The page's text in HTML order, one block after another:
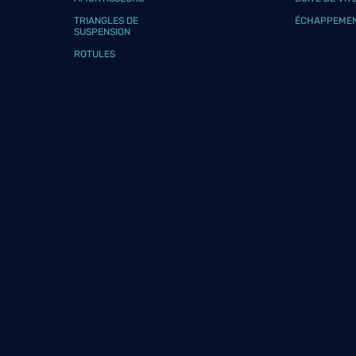
Voir
TRIANGLES DE
SUSPENSION
ROTULES